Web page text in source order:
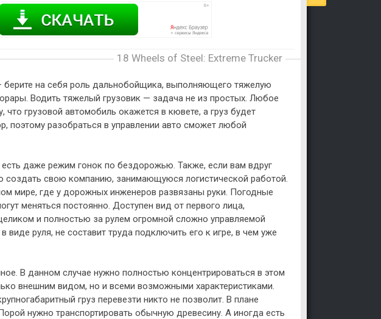
18 Wheels of Steel: Extreme Trucker
берите на себя роль дальнобойщика, выполняющего тяжелую
Водить тяжелый грузовик — задача не из простых. Любое
что грузовой автомобиль окажется в кювете, а груз будет
поэтому разобраться в управлении авто сможет любой
даже режим гонок по бездорожью. Также, если вам вдруг
создать свою компанию, занимающуюся логистической работой.
мире, где у дорожных инженеров развязаны руки. Погодные
меняться постоянно. Доступен вид от первого лица,
и полностью за рулем огромной сложно управляемой
виде руля, не составит труда подключить его к игре, в чем уже
В данном случае нужно полностью концентрироваться в этом
внешним видом, но и всеми возможными характеристиками.
груз перевезти никто не позволит. В плане
нужно транспортировать обычную древесину. А иногда есть